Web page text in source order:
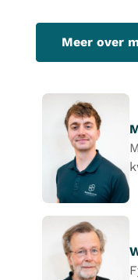
Meer over